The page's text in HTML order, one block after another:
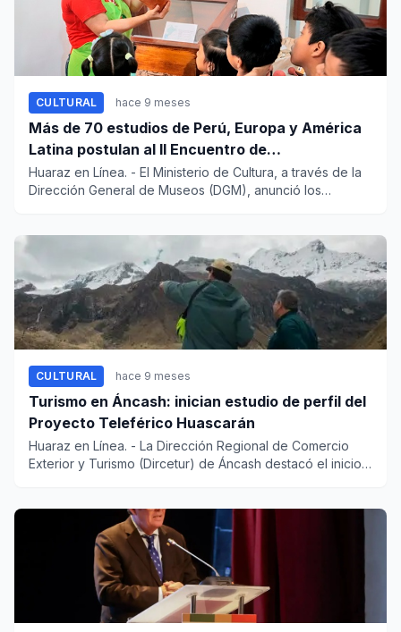
CULTURAL hace 9 meses
Más de 70 estudios de Perú, Europa y América
Latina postulan al II Encuentro de
Investigaciones sobre Museos 2025
Huaraz en Línea. - El Ministerio de Cultura, a través de la
Dirección General de Museos (DGM), anunció los
CULTURAL hace 9 meses
Turismo en Áncash: inician estudio de perfil del
Proyecto Teleférico Huascarán
Huaraz en Línea. - La Dirección Regional de Comercio
Exterior y Turismo (Dircetur) de Áncash destacó el inicio